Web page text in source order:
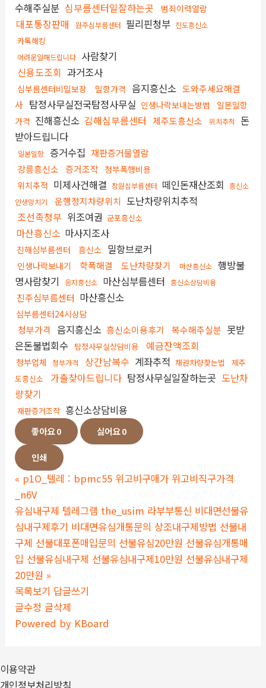
수해주실분 심부름센터일잘하는곳 범죄이력열람
대포통장판매 원주심부름센터 필리핀청부 진도흥신소
카톡해킹
어려운일해드립니다 사람찾기
신용도조회 과거조사
심부름센터비밀보장 밀항가격 음지흥신소 도와주세요해결
사 탐정사무실전국탐정사무실 인생나락보내는방법
일본밀항
가격 진해흥신소 김해심부름센터 제주도흥신소 위치추적
돈
받아드립니다
일본밀항 증거수집 재판증거물열람
강릉흥신소 증거조작 청부폭행비용
위치추적 미제사건해결 창원심부름센터 떼인돈재산조회
흥신소
인생망치기
운행정지차량위치 도난차량위치추적
조선족청부 위조여권 군포흥신소
마산흥신소 마사지조사
진해심부름센터 흥신소 밀항브로커
인생나락보내기 학폭해결 도난차량찾기 마산흥신소 행방불
명사람찾기
음지흥신소 마산심부름센터 흥신소상담비용
진주심부름센터 마산흥신소
심부름센터24시상담
청부가격 음지흥신소 흥신소이용후기 복수해주실분 못받
은돈불법회수 탐정사무실상담비용 예금잔액조회
청부업체 청부가격 상간남복수 계좌추적 채권차량찾는법
제주
도흥신소
가출찾아드립니다 탐정사무실일잘하는곳 도난차
량찾기
재판증거조작 흥신소상담비용
좋아요0 싫어요0
인쇄
« p1O_텔레 : bpmc55 위고비구매가 위고비직구가격
_n6V
유심내구제 텔레그램 the_usim 라부부통신 비대면선불유
심내구제후기 비대면유심개통문의 상조내구제방법 선불내
구제 선불대포폰매입문의 선불유심20만원 선불유심개통매
입 선불유심내구제 선불유심내구제10만원 선불유심내구제
20만원 »
목록보기 답글쓰기
글수정 글삭제
Powered by KBoard
이용약관
개인정보처리방침